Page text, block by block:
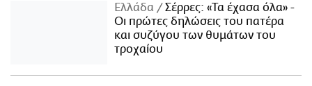
Ελλάδα
Σέρρες: «Τα έχασα όλα» -
Οι πρώτες δηλώσεις του πατέρα
και συζύγου των θυμάτων του
τροχαίου